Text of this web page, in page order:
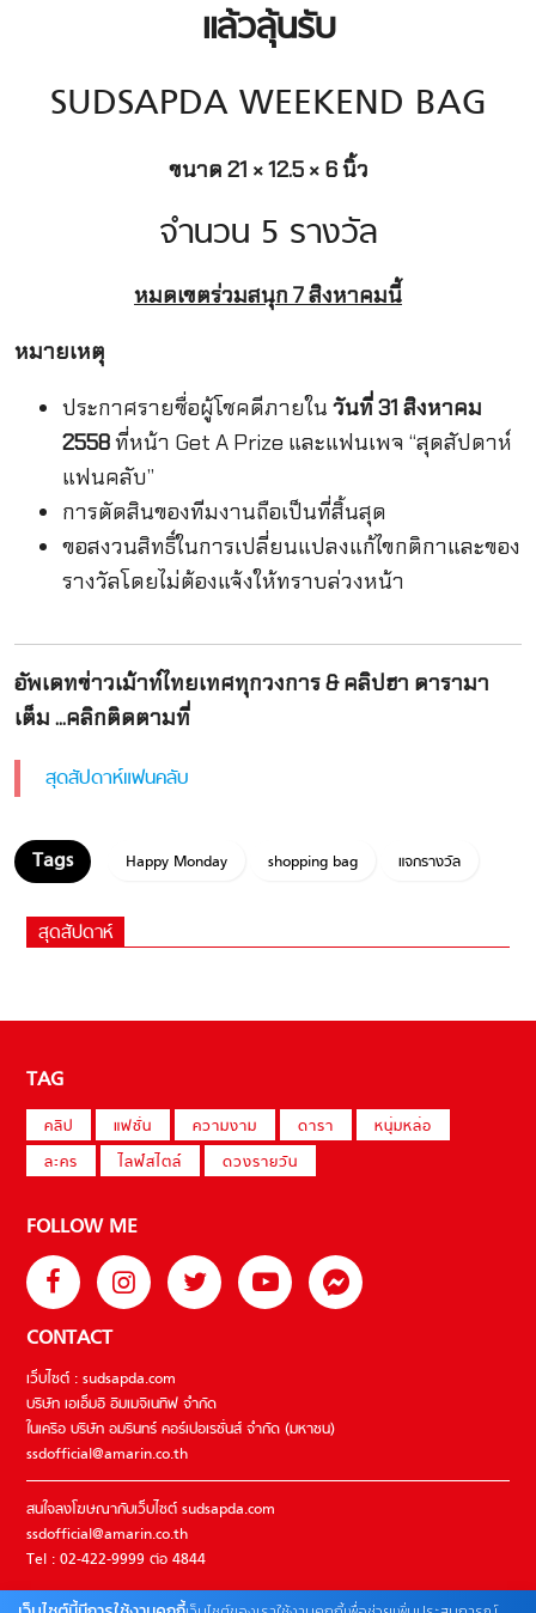
แล้วลุ้นรับ
SUDSAPDA WEEKEND BAG
ขนาด 21 × 12.5 × 6 นิ้ว
จำนวน 5 รางวัล
หมดเขตร่วมสนุก 7 สิงหาคมนี้
หมายเหตุ
ประกาศรายชื่อผู้โชคดีภายใน วันที่ 31 สิงหาคม
2558ที่หน้า Get A Prize และแฟนเพจ “สุดสัปดาห์
แฟนคลับ”
การตัดสินของทีมงานถือเป็นที่สิ้นสุด
ขอสงวนสิทธิ์ในการเปลี่ยนแปลงแก้ไขกติกาและของ
รางวัลโดยไม่ต้องแจ้งให้ทราบล่วงหน้า
อัพเดทข่าวเม้าท์ไทยเทศทุกวงการ & คลิปฮา ดารามา
เต็ม ...คลิกติดตามที่
สุดสัปดาห์แฟนคลับ
Happy Monday shopping bag แจกรางวัล
สุดสัปดาห์
TAG
คลิป แฟชั่น ความงาม ดารา
หนุ่มหล่อ
ละคร
ไลฟ์สไตล์ ดวงรายวัน
FOLLOW ME
CONTACT
เว็บไซต์ : sudsapda.com
บริษัท เอเอ็มอี อิมเมจิเนทีฟ จำกัด
ในเครือ บริษัท อมรินทร์ คอร์เปอเรชั่นส์ จำกัด (มหาชน)
ssdofficial@amarin.co.th
สนใจลงโฆษณากับเว็บไซต์ sudsapda.com
ssdofficial@amarin.co.th
Tel : 02-422-9999 ต่อ 4844